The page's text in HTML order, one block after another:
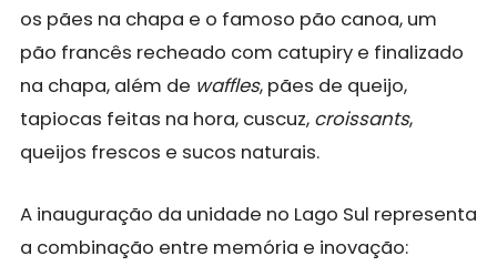
os pães na chapa e o famoso pão canoa, um
pão francês recheado com catupiry e finalizado
na chapa, além de waffles, pães de queijo,
tapiocas feitas na hora, cuscuz, croissants,
queijos frescos e sucos naturais.
A inauguração da unidade no Lago Sul representa
a combinação entre memória e inovação: